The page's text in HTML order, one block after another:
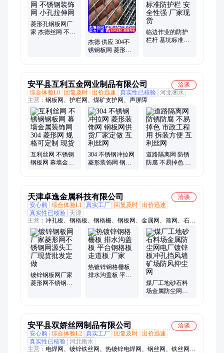
菱形孔钢板网厂
家 杰德丝网 不锈
杰德 供应 304不
锈钢板网 菱形拉
临边作业的防护
栏杆 基坑标准防
安平县互利五金网业制品有限公司
洽谈
综合体验L0
回复及时 出价迅速 真实性已核验 河北衡水
主营： 钢板网、护栏网、煤矿支护网、声屏障
互利丝网 不锈钢
钢板网 幕墙金属
304 不锈钢冲拉网
菱形装饰网 钢板
道路隔离网 防锈
防腐 不易掉色 市
天津卓逸金属科技有限公司
洽谈
安心购
综合体验L1 真实工厂 回复及时 出价迅速
真实性已核验
天津
主营： 冲孔板、钢格板、钢格栅、钢板网、金属网、筛网、石笼
网、龟甲网、张拉网、扩张网、穿孔板、球型立柱、异型钢格
板、插接钢格栅、钢格栅板、热镀锌钢格板、不锈钢钢格板、不
锈钢格栅板、热镀锌钢格栅、球立柱、踏步板、齿形钢格栅、齿
形钢格板、插接钢格板
镀锌钢板网厂家
菱形网不锈钢网
热镀锌钢格栅板
排水沟盖板 平台
煤厂工地砂石料
场金属防尘网电
安平县双娇丝网制品有限公司
洽谈
安心购
综合体验L2 真实工厂 回复及时 出价迅速
真实性已核验 河北衡水
主营： 电焊网、镀锌铁丝网、热镀锌电焊网、钢丝网、铁丝网、